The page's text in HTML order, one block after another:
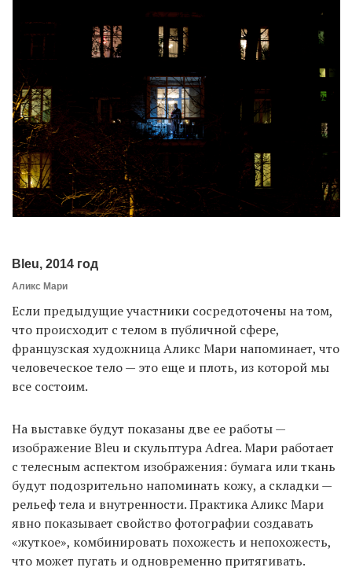
Bleu, 2014 год
Аликс Мари
Если предыдущие участники сосредоточены на том,
что происходит с телом в публичной сфере,
французская художница Аликс Мари напоминает, что
человеческое тело — это еще и плоть, из которой мы
все состоим.
На выставке будут показаны две ее работы —
изображение Bleu и скульптура Adrea. Мари работает
с телесным аспектом изображения: бумага или ткань
будут подозрительно напоминать кожу, а складки —
рельеф тела и внутренности. Практика Аликс Мари
явно показывает свойство фотографии создавать
«жуткое», комбинировать похожесть и непохожесть,
что может пугать и одновременно притягивать.